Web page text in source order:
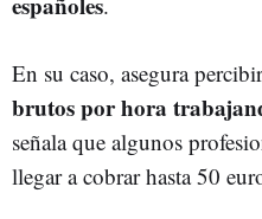
En su caso, asegura
brutos por hora
señala que algunos
llegar a cobrar hasta 50